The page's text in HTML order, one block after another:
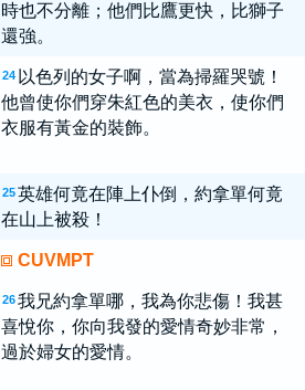
時也不分離；他們比鷹更快，比獅子
還強。
24 以色列的女子啊，當為掃羅哭號！
他曾使你們穿朱紅色的美衣，使你們
衣服有黃金的裝飾。
25 英雄何竟在陣上仆倒，約拿單何竟
在山上被殺！
CUVMPT
26 我兄約拿單哪，我為你悲傷！我甚
喜悅你，你向我發的愛情奇妙非常，
過於婦女的愛情。